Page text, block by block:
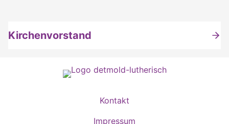
Kirchenvorstand
Kontakt
Impressum